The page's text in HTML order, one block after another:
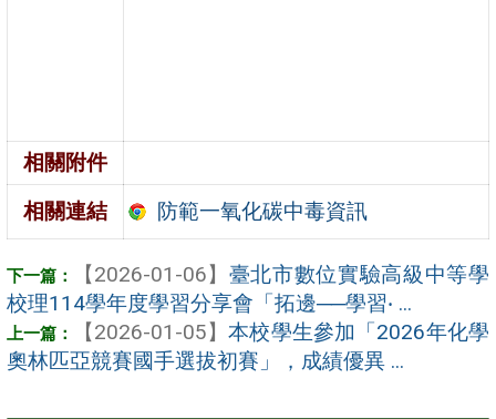
相關附件
相關連結
防範一氧化碳中毒資訊
【2026-01-06】 臺北市數位實驗高級中等學
校理114學年度學習分享會「拓邊──學習‧ ...
【2026-01-05】 本校學生參加「2026年化學
奧林匹亞競賽國手選拔初賽」，成績優異 ...